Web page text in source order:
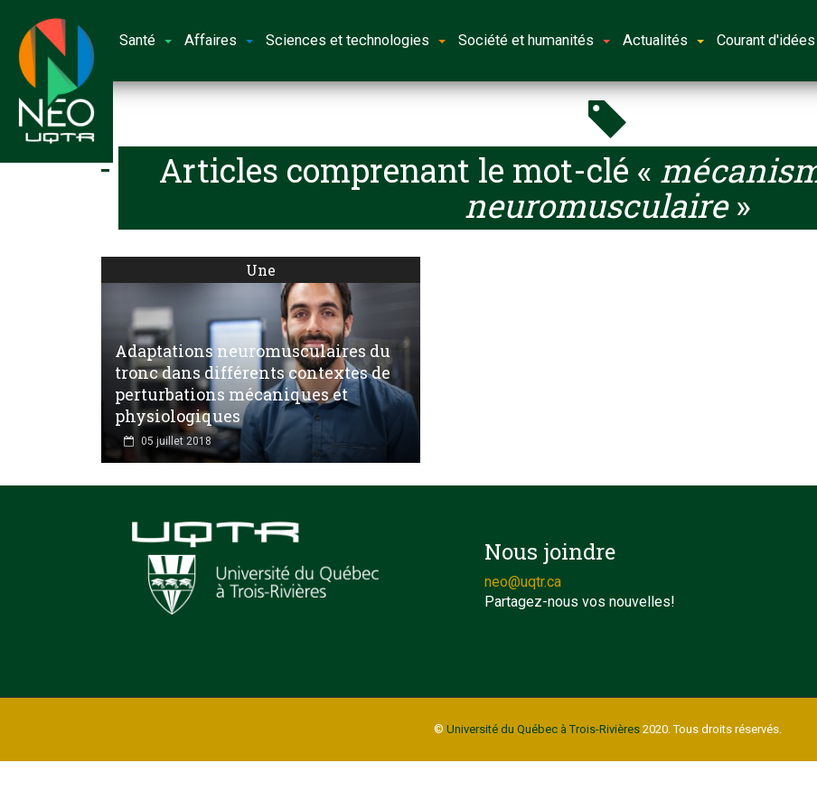
Santé Affaires Sciences et technologies Société et humanités Actualités Courant d'idées
Articles comprenant le mot-clé «
neuromusculaire»
Une
Adaptations neuromusculaires du
tronc dans différents contextes de
perturbations mécaniques et
physiologiques
05 juillet 2018
Nous joindre
neo@uqtr.ca
Partagez-nous vos nouvelles!
© Université du Québec à Trois-Rivières2020. Tous droits réservés.